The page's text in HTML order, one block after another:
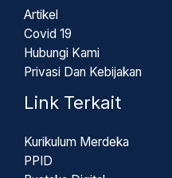
Artikel
Covid 19
Hubungi Kami
Privasi Dan Kebijakan
Link Terkait
Kurikulum Merdeka
PPID